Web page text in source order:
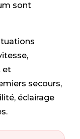
sont
et
secours,
éclairage